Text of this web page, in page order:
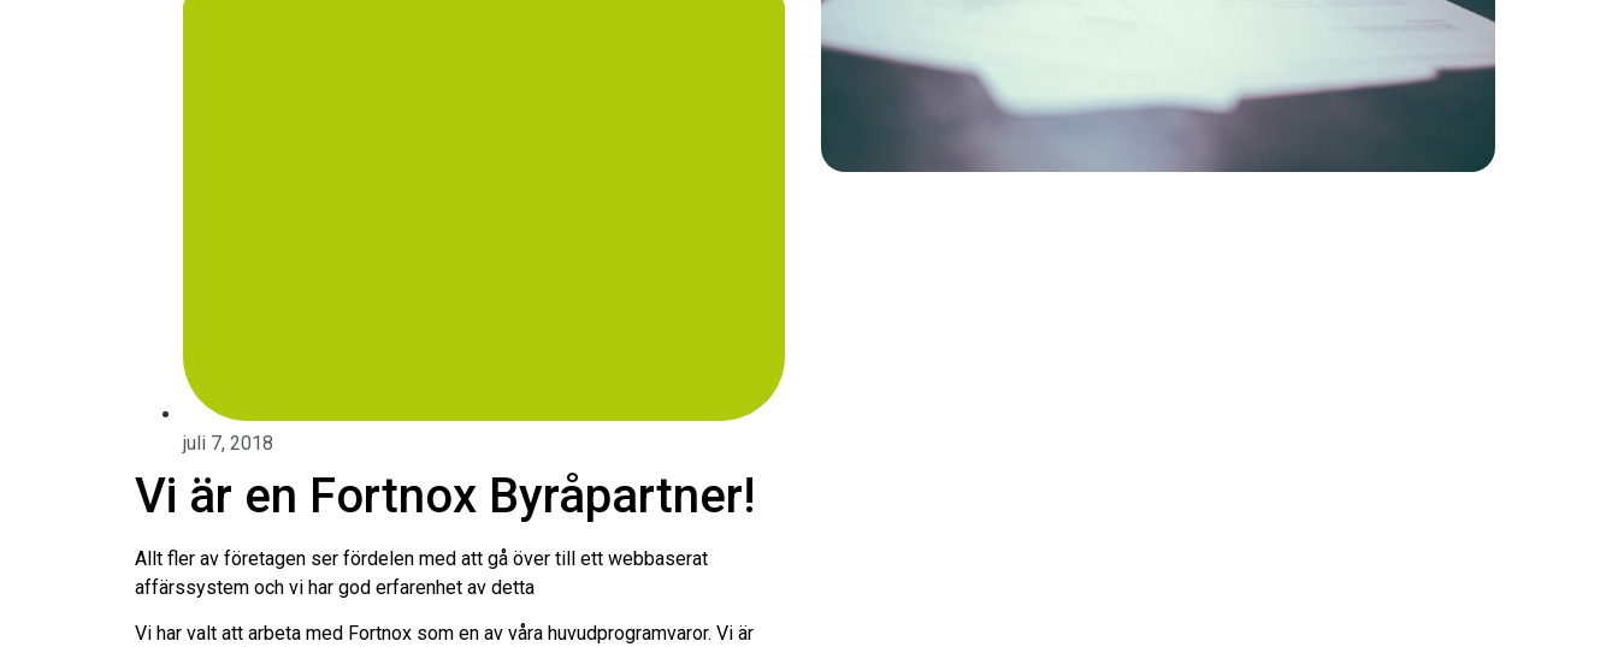
juli 7, 2018
Vi är en Fortnox Byråpartner!
Allt fler av företagen ser fördelen med att gå över till ett webbaserat
affärssystem och vi har god erfarenhet av detta
Vi har valt att arbeta med Fortnox som en av våra huvudprogramvaror. Vi är